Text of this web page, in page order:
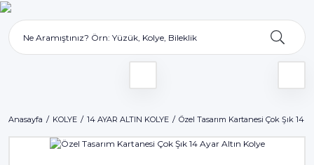
Anasayfa KOLYE 14 AYAR ALTIN KOLYE Özel Tasarım Kartanesi Çok Şık 14